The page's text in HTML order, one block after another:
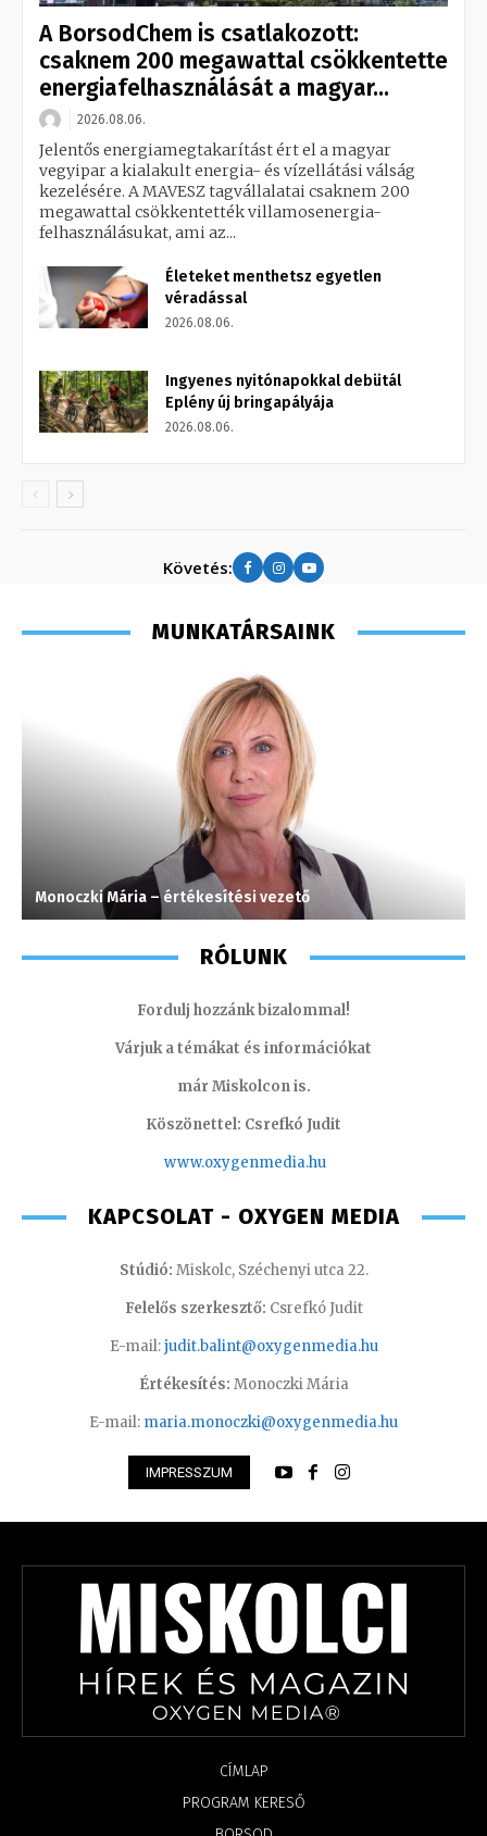
A BorsodChem is csatlakozott:
csaknem 200 megawattal csökkentette
energiafelhasználását a magyar...
2026.08.06.
Jelentős energiamegtakarítást ért el a magyar
vegyipar a kialakult energia- és vízellátási válság
kezelésére. A MAVESZ tagvállalatai csaknem 200
megawattal csökkentették villamosenergia-
felhasználásukat, ami az...
Életeket menthetsz egyetlen
véradással
2026.08.06.
Ingyenes nyitónapokkal debütál
Eplény új bringapályája
2026.08.06.
Követés:
MUNKATÁRSAINK
Monoczki Mária – értékesítési vezető
RÓLUNK
Fordulj hozzánk bizalommal!
Várjuk a témákat és információkat
már Miskolcon is.
Köszönettel: Csrefkó Judit
www.oxygenmedia.hu
KAPCSOLAT - OXYGEN MEDIA
Stúdió: Miskolc, Széchenyi utca 22.
Felelős szerkesztő: Csrefkó Judit
E-mail:judit.balint@oxygenmedia.hu
Értékesítés: Monoczki Mária
E-mail: maria.monoczki@oxygenmedia.hu
IMPRESSZUM
CÍMLAP
PROGRAM KERESŐ